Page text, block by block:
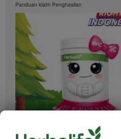
Panduan klaim Penghasilan
Informasi dan Tips terkait Klaim